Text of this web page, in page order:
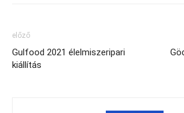
előző
Gulfood 2021 élelmiszeripari
kiállítás